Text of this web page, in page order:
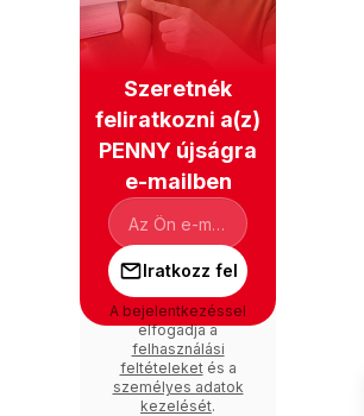
Szeretnék
feliratkozni a(z)
PENNY újságra
e-mailben
Iratkozz fel
A bejelentkezéssel
elfogadja a
felhasználási
feltételeketés a
személyes adatok
kezelését.